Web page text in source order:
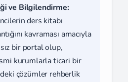
ve Bilgilendirme:
ders kitabı
kavraması amacıyla
bir portal olup,
kurumlarla ticari bir
çözümler rehberlik